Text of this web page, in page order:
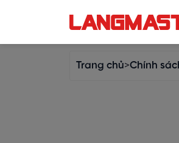
Trang chủ>Chính